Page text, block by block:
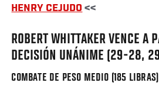
HENRY CEJUDO <<
ROBERT WHITTAKER VENCE A
DECISIÓN UNÁNIME (29-28,
COMBATE DE PESO MEDIO (185 LIBRAS)